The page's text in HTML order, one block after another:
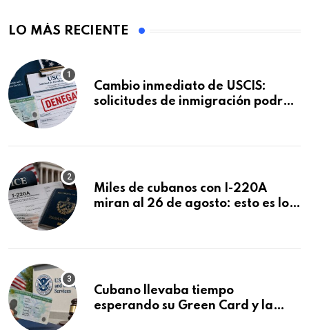
LO MÁS RECIENTE
Cambio inmediato de USCIS:
solicitudes de inmigración podrán
Miles de cubanos con I-220A
miran al 26 de agosto: esto es lo
Cubano llevaba tiempo
esperando su Green Card y la